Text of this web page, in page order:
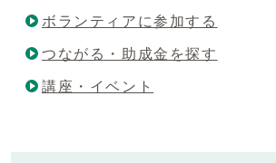
ボランティアに参加する
つながる・助成金を探す
講座・イベント